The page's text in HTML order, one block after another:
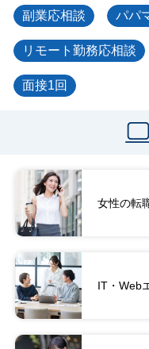
副業応相談 パパ
リモート勤務応相談
面接1回
女性の転
IT・Web